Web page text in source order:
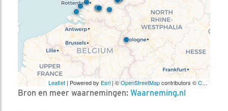
Leaflet | Powered by Esri| ©OpenStreetMapcontributors ©CARTO
Bron en meer waarnemingen: Waarneming.nl